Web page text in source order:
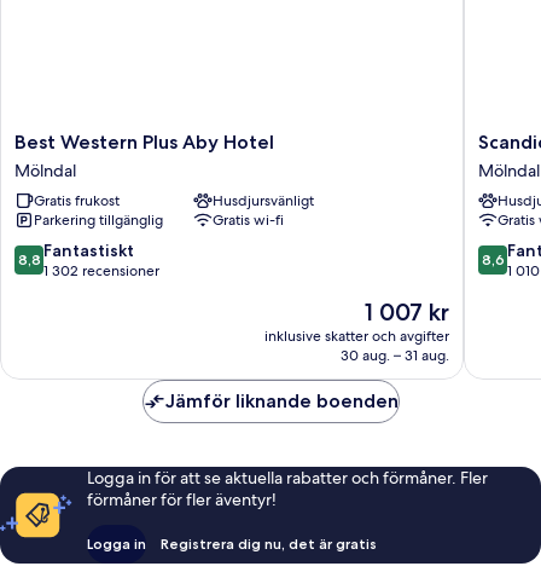
Best
Western
Plus
Aby
Hotel
Mölndal
Best Western Plus Aby Hotel
Mölndal
Gratis frukost
Husdjursvänligt
Parkering tillgänglig
Gratis wi-fi
8.8
av
8,8 Fantastiskt
1 302 recensioner
Priset
1 007 kr
1 007 kr
inklusive skatter och avgifter
30 aug. – 31 aug.
Scandic
Mölndal
Mölndal
Mölndal
8.6
av
8,6
1
Jämför liknande boenden
Logga in för att se aktuella rabatter och förmåner. Fler
förmåner för fler äventyr!
Logga in Registrera dig nu, det är gratis